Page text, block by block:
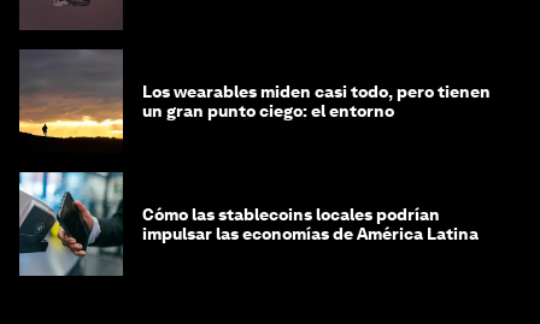
Los wearables miden casi todo, pero tienen
un gran punto ciego: el entorno
Cómo las stablecoins locales podrían
impulsar las economías de América Latina